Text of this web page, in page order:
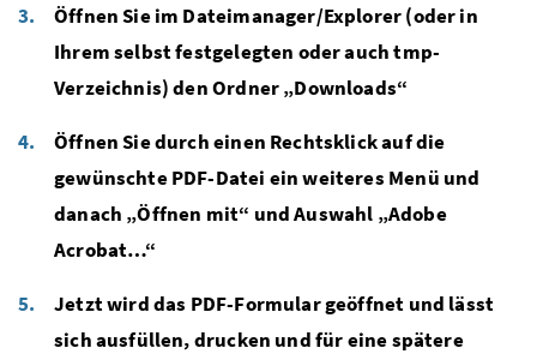
Öffnen Sie im Dateimanager/Explorer (oder in
Ihrem selbst festgelegten oder auch tmp-
Verzeichnis) den Ordner „Downloads“
Öffnen Sie durch einen Rechtsklick auf die
gewünschte PDF-Datei ein weiteres Menü und
danach „Öffnen mit“ und Auswahl „Adobe
Acrobat…“
Jetzt wird das PDF-Formular geöffnet und lässt
sich ausfüllen, drucken und für eine spätere